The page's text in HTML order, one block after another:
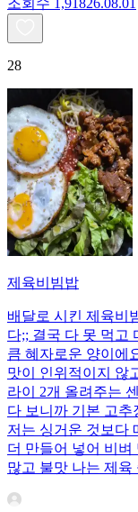
28
제육비빔밥
배달로 시킨 제육비
다;; 결국 다 못 먹고
큼 혜자로운 양이에
맛이 인위적이지 않
라이 2개 올려주는
다 보니까 기본 고
저는 싱거운 것보다
더 만들어 넣어 비
많고 불맛 나는 제